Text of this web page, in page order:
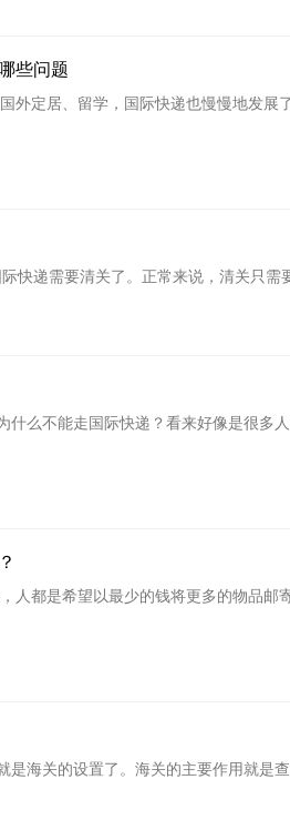
些问题
外定居、留学，国际快递也慢慢地发
递需要清关了。正常来说，清关只需
什么不能走国际快递？看来好像是很
人都是希望以最少的钱将更多的物品
是海关的设置了。海关的主要作用就